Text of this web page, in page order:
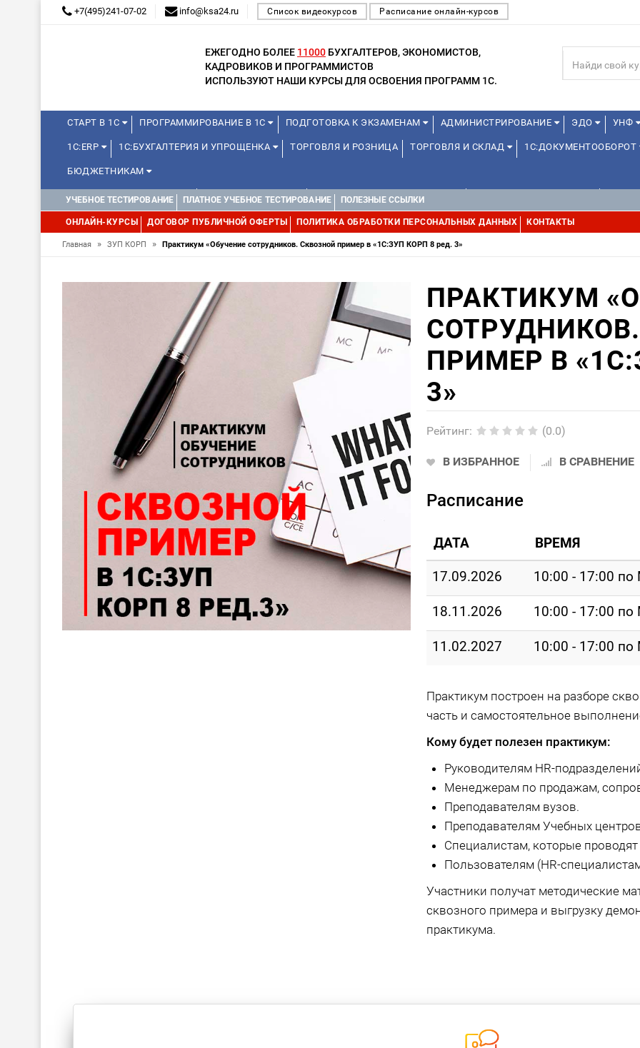
+7(495)241-07-02 info@ksa24.ru Список видеокурсов Расписание онлайн-курсов
ЕЖЕГОДНО БОЛЕЕ 11000 БУХГАЛТЕРОВ, ЭКОНОМИСТОВ,
КАДРОВИКОВ И ПРОГРАММИСТОВ
ИСПОЛЬЗУЮТ НАШИ КУРСЫ ДЛЯ ОСВОЕНИЯ ПРОГРАММ 1С.
СТАРТ В 1С ПРОГРАММИРОВАНИЕ В 1С ПОДГОТОВКА К ЭКЗАМЕНАМ АДМИНИСТРИРОВАНИЕ ЭДО УНФ
1С:ERP 1С:БУХГАЛТЕРИЯ И УПРОЩЕНКА ТОРГОВЛЯ И РОЗНИЦА ТОРГОВЛЯ И СКЛАД 1С:ДОКУМЕНТООБОРОТ
БЮДЖЕТНИКАМ
КУРСЫ ДЛЯ ШКОЛЬНИКОВ ДЛЯ ШКОЛЬНИКОВ 1С:УПРАВЛЕНИЕ ХОЛДИНГОМ
WEB, JAVA И ANDROID
УЧЕБНОЕ ТЕСТИРОВАНИЕ ПЛАТНОЕ УЧЕБНОЕ ТЕСТИРОВАНИЕ ПОЛЕЗНЫЕ ССЫЛКИ
ОНЛАЙН-КУРСЫ ДОГОВОР ПУБЛИЧНОЙ ОФЕРТЫ ПОЛИТИКА ОБРАБОТКИ ПЕРСОНАЛЬНЫХ ДАННЫХ КОНТАКТЫ
Главная » ЗУП КОРП » Практикум «Обучение сотрудников. Сквозной пример в «1С:ЗУП КОРП 8 ред. 3»
ПРАКТИКУМ
ПРИМЕР В
3»
Рейтинг: (0.0)
В ИЗБРАННОЕ В СРАВНЕНИЕ
Расписание
ДАТА ВРЕМЯ
17.09.2026 10:00 - 17:00
18.11.2026 10:00 - 17:00
11.02.2027 10:00 - 17:00
Практикум построен на разборе
часть и самостоятельное
Кому будет полезен практикум:
Руководителям HR-
Менеджерам по продажам,
Преподавателям вузов.
Преподавателям Учебных
Специалистам, которые
Пользователям (HR-
Участники получат методические
сквозного примера и выгрузку
практикума.